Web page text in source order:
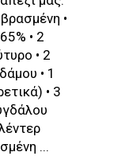
•
• 2
• 2
• 1
• 3